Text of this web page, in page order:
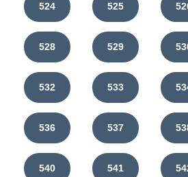
524 525
528 529
532 533
536 537
540 541